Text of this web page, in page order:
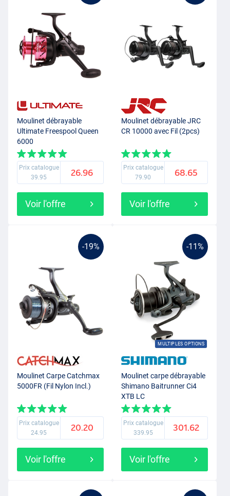
Moulinet débrayable
Ultimate Freespool Queen
6000
Prix catalogue
39.95
26.96
Voir l'offre
Moulinet débrayable JRC
CR 10000 avec Fil (2pcs)
Prix catalogue
79.90
68.65
Voir l'offre
-19%
Moulinet Carpe Catchmax
5000FR (Fil Nylon Incl.)
Prix catalogue
24.95
20.20
Voir l'offre
-11%
MULTIPLES OPTIONS
Moulinet carpe débrayable
Shimano Baitrunner Ci4
XTB LC
Prix catalogue
339.95
301.62
Voir l'offre